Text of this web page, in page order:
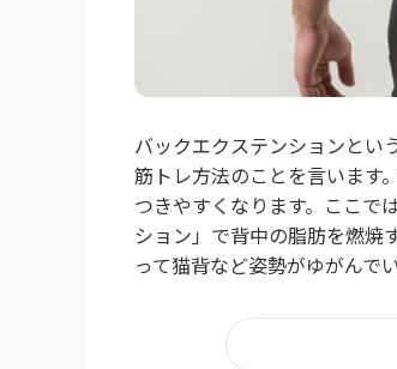
バックエクステンションとい
筋トレ方法のことを言います
つきやすくなります。ここで
ション」で背中の脂肪を燃焼
って猫背など姿勢がゆがんで